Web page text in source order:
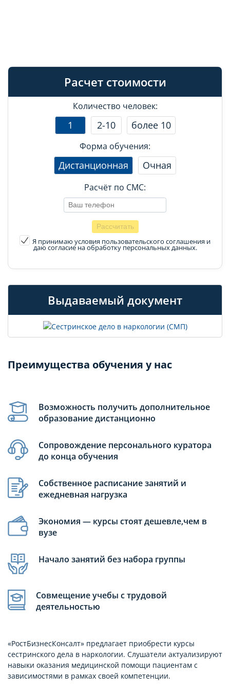
Расчет стоимости
Количество человек:
1 2-10 более 10
Форма обучения:
Дистанционная Очная
Расчёт по СМС:
Я принимаю условия пользовательского соглашения и
даю согласие на обработку персональных данных.
Выдаваемый документ
Преимущества обучения у нас
Возможность получить дополнительное
образование дистанционно
Сопровождение персонального куратора
до конца обучения
Собственное расписание занятий и
ежедневная нагрузка
Экономия — курсы стоят дешевле,чем в
вузе
Начало занятий без набора группы
Совмещение учебы с трудовой
деятельностью
«РостБизнесКонсалт» предлагает приобрести курсы
сестринского дела в наркологии. Слушатели актуализируют
навыки оказания медицинской помощи пациентам с
зависимостями в рамках своей компетенции.